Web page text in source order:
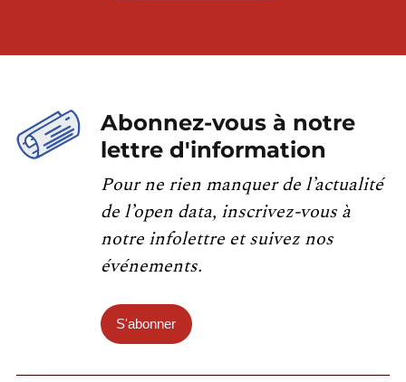
Abonnez-vous à notre
lettre d'information
Pour ne rien manquer de l’actualité
de l’open data, inscrivez-vous à
notre infolettre et suivez nos
événements.
S'abonner